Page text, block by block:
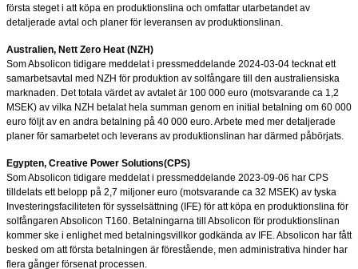
första steget i att köpa en produktionslina och omfattar utarbetandet av
detaljerade avtal och planer för leveransen av produktionslinan.
Australien, Nett Zero Heat (NZH)
Som Absolicon tidigare meddelat i pressmeddelande 2024-03-04 tecknat ett
samarbetsavtal med NZH för produktion av solfångare till den australiensiska
marknaden. Det totala värdet av avtalet är 100 000 euro (motsvarande ca 1,2
MSEK) av vilka NZH betalat hela summan genom en initial betalning om 60 000
euro följt av en andra betalning på 40 000 euro. Arbete med mer detaljerade
planer för samarbetet och leverans av produktionslinan har därmed påbörjats.
Egypten, Creative Power Solutions(CPS)
Som Absolicon tidigare meddelat i pressmeddelande 2023-09-06 har CPS
tilldelats ett belopp på 2,7 miljoner euro (motsvarande ca 32 MSEK) av tyska
Investeringsfaciliteten för sysselsättning (IFE) för att köpa en produktionslina för
solfångaren Absolicon T160. Betalningarna till Absolicon för produktionslinan
kommer ske i enlighet med betalningsvillkor godkända av IFE. Absolicon har fått
besked om att första betalningen är förestående, men administrativa hinder har
flera gånger försenat processen.